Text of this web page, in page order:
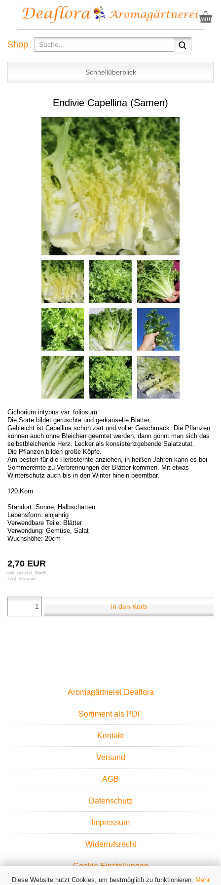
Diese Website nutzt Cookies, um bestmöglich zu funktionieren. Mehr
Shop
Schnellüberblick
Endivie Capellina (Samen)
Cichorium intybus var. foliosum
Die Sorte bildet gerüschte und gerkäuselte Blätter,
Gebleicht ist Capellina schön zart und voller Geschmack. Die Pflanzen
können auch ohne Bleichen geerntet werden, dann gönnt man sich das
selbstbleichende Herz. Lecker als konsistenzgebende Salatzutat.
Die Pflanzen bilden große Köpfe.
Am besten für die Herbsternte anziehen, in heißen Jahren kann es bei
Sommerernte zu Verbrennungen der Blätter kommen. Mit etwas
Winterschutz auch bis in den Winter hinein beerntbar.
120 Korn
Standort: Sonne, Halbschatten
Lebensform: einjährig
Verwendbare Teile: Blätter
Verwendung: Gemüse, Salat
Wuchshöhe: 20cm
2,70 EUR
inkl. gesetzl. MwSt.
zzgl. Versand
in den Korb
Aromagärtnerei Deaflora
Sortiment als PDF
Kontakt
Versand
AGB
Datenschutz
Impressum
Widerrufsrecht
Cookie Einstellungen